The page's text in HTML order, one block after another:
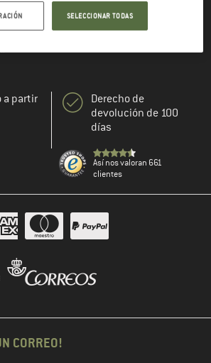
y mejores productos de
a partir
Derecho de
devolución de 100
días
Así nos valoran 661
clientes
CORREO!
SELECCIONAR TODAS